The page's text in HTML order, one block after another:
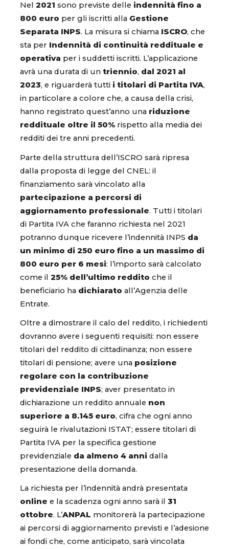
Nel 2021 sono previste delle indennità fino a
800 euro per gli iscritti alla Gestione
Separata INPS. La misura si chiama ISCRO, che
sta per Indennità di continuità reddituale e
operativa per i suddetti iscritti. L’applicazione
avrà una durata di un triennio, dal 2021 al
2023, e riguarderà tutti i titolari di Partita IVA,
in particolare a colore che, a causa della crisi,
hanno registrato quest’anno una riduzione
reddituale oltre il 50% rispetto alla media dei
redditi dei tre anni precedenti.
Parte della struttura dell’ISCRO sarà ripresa
dalla proposta di legge del CNEL: il
finanziamento sarà vincolato alla
partecipazione a percorsi di
aggiornamento professionale. Tutti i titolari
di Partita IVA che faranno richiesta nel 2021
potranno dunque ricevere l’indennità INPS da
un minimo di 250 euro fino a un massimo di
800 euro per 6 mesi: l’importo sarà calcolato
come il 25% dell’ultimo reddito che il
beneficiario ha dichiarato all’Agenzia delle
Entrate.
Oltre a dimostrare il calo del reddito, i richiedenti
dovranno avere i seguenti requisiti: non essere
titolari del reddito di cittadinanza; non essere
titolari di pensione; avere una posizione
regolare con la contribuzione
previdenziale INPS; aver presentato in
dichiarazione un reddito annuale non
superiore a 8.145 euro, cifra che ogni anno
seguirà le rivalutazioni ISTAT; essere titolari di
Partita IVA per la specifica gestione
previdenziale da almeno 4 anni dalla
presentazione della domanda.
La richiesta per l’indennità andrà presentata
online e la scadenza ogni anno sarà il 31
ottobre. L’ANPAL monitorerà la partecipazione
ai percorsi di aggiornamento previsti e l’adesione
ai fondi che, come anticipato, sarà vincolata